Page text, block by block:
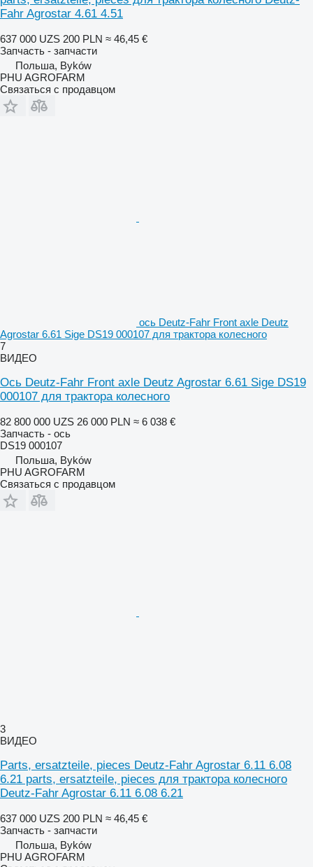
Fahr Agrostar 4.61 4.51
637 000 UZS 200 PLN ≈ 46,45 €
Запчасть - запчасти
Польша, Byków
PHU AGROFARM
Связаться с продавцом
ось Deutz-Fahr Front axle Deutz
Agrostar 6.61 Sige DS19 000107 для трактора колесного
7
ВИДЕО
Ось Deutz-Fahr Front axle Deutz Agrostar 6.61 Sige DS19
000107 для трактора колесного
82 800 000 UZS 26 000 PLN ≈ 6 038 €
Запчасть - ось
DS19 000107
Польша, Byków
PHU AGROFARM
Связаться с продавцом
3
ВИДЕО
Parts, ersatzteile, pieces Deutz-Fahr Agrostar 6.11 6.08
6.21 parts, ersatzteile, pieces для трактора колесного
Deutz-Fahr Agrostar 6.11 6.08 6.21
637 000 UZS 200 PLN ≈ 46,45 €
Запчасть - запчасти
Польша, Byków
PHU AGROFARM